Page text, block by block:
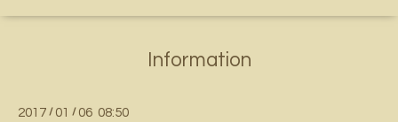
Information
2017 / 01 / 06 08:50